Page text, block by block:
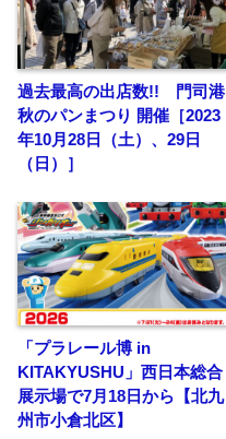
過去最高の出店数!! 門司港
秋のパンまつり 開催［2023
年10月28日（土）、29日
（日）］
「プラレール博 in
KITAKYUSHU」西日本総合
展示場で7月18日から【北九
州市小倉北区】